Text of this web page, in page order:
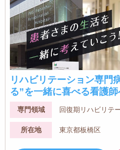
リハビリテーション専門
る”を一緒に喜べる看護
専門領域 回復期リハビリテ
所在地 東京都板橋区